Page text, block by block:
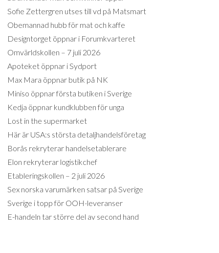
Sofie Zettergren utses till vd på Matsmart
Obemannad hubb för mat och kaffe
Designtorget öppnar i Forumkvarteret
Omvärldskollen – 7 juli 2026
Apoteket öppnar i Sydport
Max Mara öppnar butik på NK
Miniso öppnar första butiken i Sverige
Kedja öppnar kundklubben för unga
Lost in the supermarket
Här är USA:s största detaljhandelsföretag
Borås rekryterar handelsetablerare
Elon rekryterar logistikchef
Etableringskollen – 2 juli 2026
Sex norska varumärken satsar på Sverige
Sverige i topp för OOH-leveranser
E-handeln tar större del av second hand